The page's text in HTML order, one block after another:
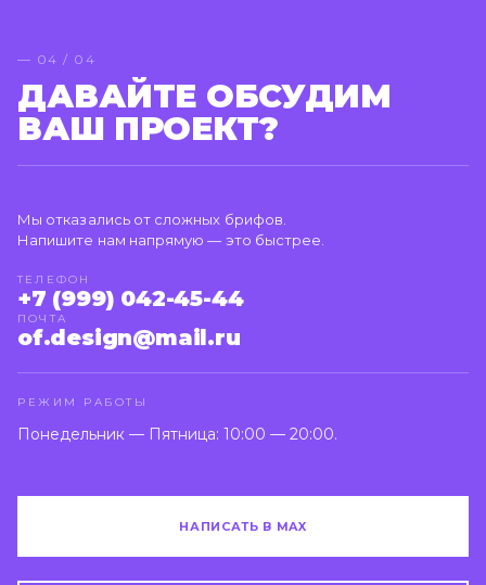
— 04 / 04
ДАВАЙТЕ ОБСУДИМ
ВАШ ПРОЕКТ?
Мы отказались от сложных брифов.
Напишите нам напрямую — это быстрее.
ТЕЛЕФОН
+7 (999) 042-45-44
ПОЧТА
of.design@mail.ru
РЕЖИМ РАБОТЫ
Понедельник — Пятница: 10:00 — 20:00.
НАПИСАТЬ В MAX